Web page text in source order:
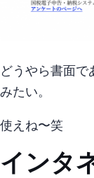
…どうやら書面
みたい。
使えね〜笑
インタ